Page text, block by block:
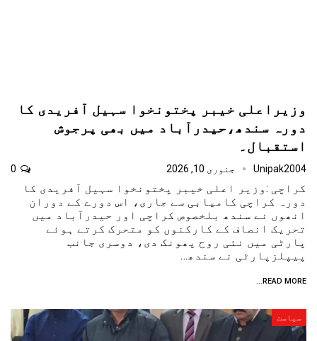
وزیراعلی خیبر پختونخوا سہیل آفریدی کا
دورہ سندھ،حیدرآباد میں بھی پرجوش
استقبال۔
Unipak2004 جنوری 10, 2026
کراچی :وزیر اعلی خیبر پختونخوا سہیل آفریدی کا
دورہ کراچی کامیابی سے جاری، اس دورے کے دوران
انھوں نے سندھ بلخصوص کراچی اور حیدرآباد میں
تحریک انصاف کے کارکنوں کو متحرک کرتے ہوئے
پارٹی میں نئی روح پھونک دی، دوسری جانب
پیپلزپارٹی نے سندھ…
READ MORE...
سیاست